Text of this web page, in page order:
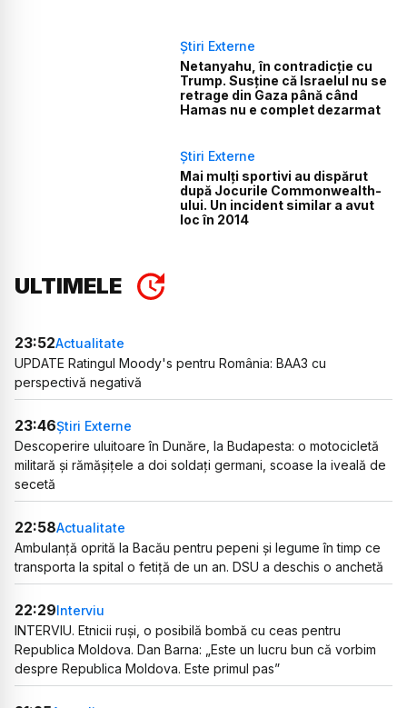
Știri Externe
Netanyahu, în contradicție cu
Trump. Susține că Israelul nu se
retrage din Gaza până când
Hamas nu e complet dezarmat
Știri Externe
Mai mulți sportivi au dispărut
după Jocurile Commonwealth-
ului. Un incident similar a avut
loc în 2014
ULTIMELE
23:52Actualitate
UPDATE Ratingul Moody's pentru România: BAA3 cu
perspectivă negativă
23:46Știri Externe
Descoperire uluitoare în Dunăre, la Budapesta: o motocicletă
militară și rămășițele a doi soldați germani, scoase la iveală de
secetă
22:58Actualitate
Ambulanță oprită la Bacău pentru pepeni și legume în timp ce
transporta la spital o fetiță de un an. DSU a deschis o anchetă
22:29Interviu
INTERVIU. Etnicii ruși, o posibilă bombă cu ceas pentru
Republica Moldova. Dan Barna: „Este un lucru bun că vorbim
despre Republica Moldova. Este primul pas”